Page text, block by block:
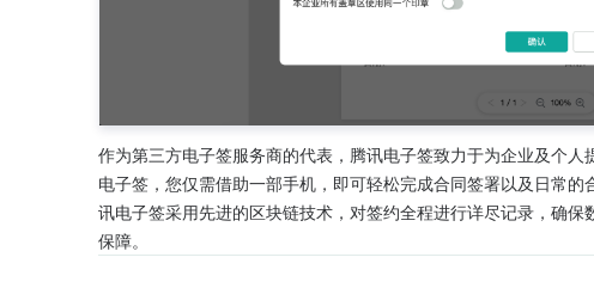
作为第三方电子签服务商的代表，腾讯电子签致力于为企业及个
电子签，您仅需借助一部手机，即可轻松完成合同签署以及日常
讯电子签采用先进的区块链技术，对签约全程进行详尽记录，确
保障。